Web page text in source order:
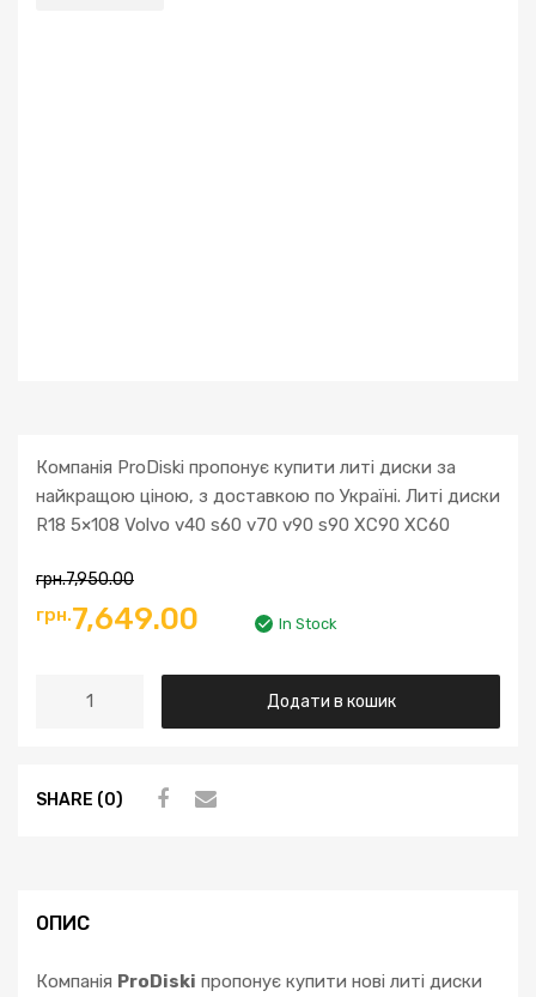
Компанія ProDiski пропонує купити литі диски за
найкращою ціною, з доставкою по Україні. Литі диски
R18 5×108 Volvo v40 s60 v70 v90 s90 XC90 XC60
грн.7,950.00
грн.7,649.00 In Stock
Додати в кошик
SHARE (0)
ОПИС
Компанія ProDiski пропонує купити нові литі диски